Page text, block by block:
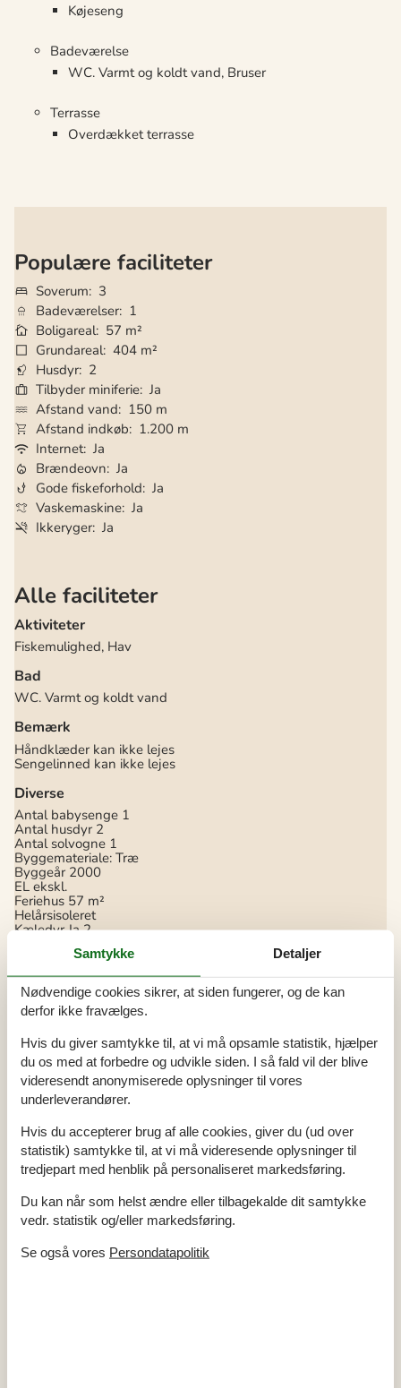
Køjeseng
Badeværelse
WC. Varmt og koldt vand, Bruser
Terrasse
Overdækket terrasse
Populære faciliteter
Soverum
3
Badeværelser 1
Boligareal 57 m²
Grundareal 404 m²
Husdyr 2
Tilbyder miniferie Ja
Afstand vand
150 m
Afstand indkøb
1.200 m
Internet Ja
Brændeovn Ja
Gode fiskeforhold Ja
Vaskemaskine Ja
Ikkeryger Ja
Alle faciliteter
Aktiviteter
Fiskemulighed, Hav
Bad
WC. Varmt og koldt vand
Bemærk
Håndklæder kan ikke lejes
Sengelinned kan ikke lejes
Diverse
Antal babysenge 1
Antal husdyr 2
Antal solvogne 1
Byggemateriale: Træ
Byggeår 2000
EL ekskl.
Feriehus 57 m²
Helårsisoleret
Kæledyr Ja 2
Selvbetjent check-in
Støvsuger
Tysk TV
Vand inkl.
Vaskemaskine
1 TV
DK-DR1/TV2
Internet (trådløst)
I nærheden
Afs. til nærmeste vand/badning 150 m
Afstand til fiskemulighed 150 m
Afstand til indkøb 1,2 km
Golfbane 2,8 km
Nærmeste restaurant 650 m
Svømmehal 700 m
Indendørs
Samtykke Detaljer
Nødvendige cookies sikrer, at siden fungerer, og de kan
derfor ikke fravælges.
Hvis du giver samtykke til, at vi må opsamle statistik, hjælper
du os med at forbedre og udvikle siden. I så fald vil der blive
videresendt anonymiserede oplysninger til vores
underleverandører.
Hvis du accepterer brug af alle cookies, giver du (ud over
statistik) samtykke til, at vi må videresende oplysninger til
tredjepart med henblik på personaliseret markedsføring.
Du kan når som helst ændre eller tilbagekalde dit samtykke
vedr. statistik og/eller markedsføring.
Se også vores Persondatapolitik